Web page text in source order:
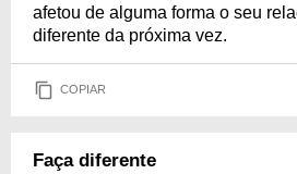
afetou de alguma forma o seu
diferente da próxima vez.
COPIAR
Faça diferente